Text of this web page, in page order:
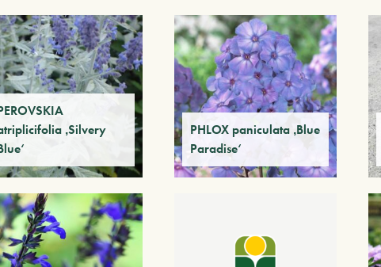
‚Silvery
PHLOX paniculata ‚Blue
Paradise‘